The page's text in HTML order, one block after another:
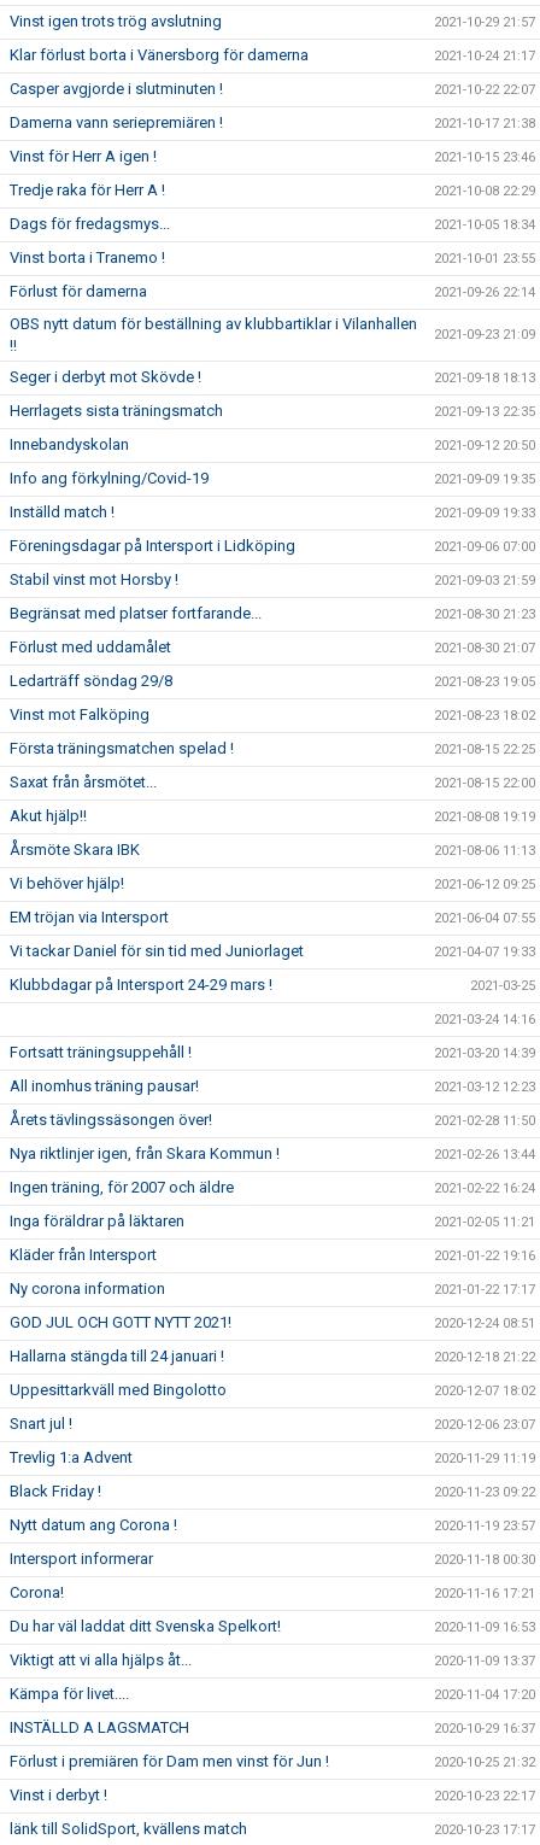
Vinst igen trots trög avslutning 2021-10-29 21:57
Klar förlust borta i Vänersborg för damerna 2021-10-24 21:17
Casper avgjorde i slutminuten ! 2021-10-22 22:07
Damerna vann seriepremiären ! 2021-10-17 21:38
Vinst för Herr A igen ! 2021-10-15 23:46
Tredje raka för Herr A ! 2021-10-08 22:29
Dags för fredagsmys... 2021-10-05 18:34
Vinst borta i Tranemo ! 2021-10-01 23:55
Förlust för damerna 2021-09-26 22:14
OBS nytt datum för beställning av klubbartiklar i Vilanhallen
!!
2021-09-23 21:09
Seger i derbyt mot Skövde ! 2021-09-18 18:13
Herrlagets sista träningsmatch 2021-09-13 22:35
Innebandyskolan 2021-09-12 20:50
Info ang förkylning/Covid-19 2021-09-09 19:35
Inställd match ! 2021-09-09 19:33
Föreningsdagar på Intersport i Lidköping 2021-09-06 07:00
Stabil vinst mot Horsby ! 2021-09-03 21:59
Begränsat med platser fortfarande... 2021-08-30 21:23
Förlust med uddamålet 2021-08-30 21:07
Ledarträff söndag 29/8 2021-08-23 19:05
Vinst mot Falköping 2021-08-23 18:02
Första träningsmatchen spelad ! 2021-08-15 22:25
Saxat från årsmötet... 2021-08-15 22:00
Akut hjälp!! 2021-08-08 19:19
Årsmöte Skara IBK 2021-08-06 11:13
Vi behöver hjälp! 2021-06-12 09:25
EM tröjan via Intersport 2021-06-04 07:55
Vi tackar Daniel för sin tid med Juniorlaget 2021-04-07 19:33
Klubbdagar på Intersport 24-29 mars ! 2021-03-25
2021-03-24 14:16
Fortsatt träningsuppehåll ! 2021-03-20 14:39
All inomhus träning pausar! 2021-03-12 12:23
Årets tävlingssäsongen över! 2021-02-28 11:50
Nya riktlinjer igen, från Skara Kommun ! 2021-02-26 13:44
Ingen träning, för 2007 och äldre 2021-02-22 16:24
Inga föräldrar på läktaren 2021-02-05 11:21
Kläder från Intersport 2021-01-22 19:16
Ny corona information 2021-01-22 17:17
GOD JUL OCH GOTT NYTT 2021! 2020-12-24 08:51
Hallarna stängda till 24 januari ! 2020-12-18 21:22
Uppesittarkväll med Bingolotto 2020-12-07 18:02
Snart jul ! 2020-12-06 23:07
Trevlig 1:a Advent 2020-11-29 11:19
Black Friday ! 2020-11-23 09:22
Nytt datum ang Corona ! 2020-11-19 23:57
Intersport informerar 2020-11-18 00:30
Corona! 2020-11-16 17:21
Du har väl laddat ditt Svenska Spelkort! 2020-11-09 16:53
Viktigt att vi alla hjälps åt... 2020-11-09 13:37
Kämpa för livet.... 2020-11-04 17:20
INSTÄLLD A LAGSMATCH 2020-10-29 16:37
Förlust i premiären för Dam men vinst för Jun ! 2020-10-25 21:32
Vinst i derbyt ! 2020-10-23 22:17
länk till SolidSport, kvällens match 2020-10-23 17:17